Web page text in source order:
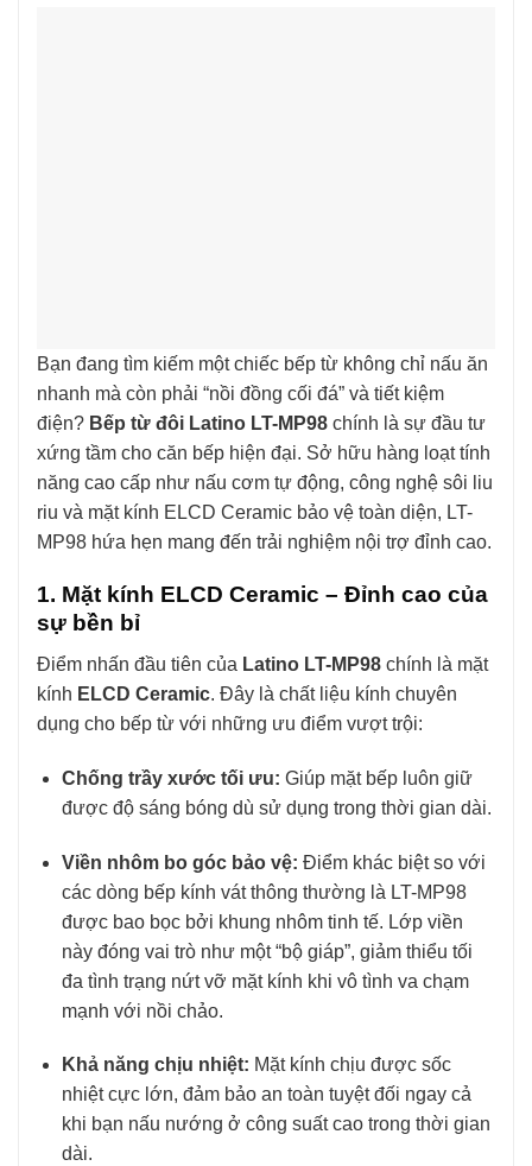
Bạn đang tìm kiếm một chiếc bếp từ không chỉ nấu ăn
nhanh mà còn phải “nồi đồng cối đá” và tiết kiệm
điện? Bếp từ đôi Latino LT-MP98 chính là sự đầu tư
xứng tầm cho căn bếp hiện đại. Sở hữu hàng loạt tính
năng cao cấp như nấu cơm tự động, công nghệ sôi liu
riu và mặt kính ELCD Ceramic bảo vệ toàn diện, LT-
MP98 hứa hẹn mang đến trải nghiệm nội trợ đỉnh cao.
1. Mặt kính ELCD Ceramic – Đỉnh cao của
sự bền bỉ
Điểm nhấn đầu tiên của Latino LT-MP98 chính là mặt
kính ELCD Ceramic. Đây là chất liệu kính chuyên
dụng cho bếp từ với những ưu điểm vượt trội:
Chống trầy xước tối ưu: Giúp mặt bếp luôn giữ
được độ sáng bóng dù sử dụng trong thời gian dài.
Viền nhôm bo góc bảo vệ: Điểm khác biệt so với
các dòng bếp kính vát thông thường là LT-MP98
được bao bọc bởi khung nhôm tinh tế. Lớp viền
này đóng vai trò như một “bộ giáp”, giảm thiểu tối
đa tình trạng nứt vỡ mặt kính khi vô tình va chạm
mạnh với nồi chảo.
Khả năng chịu nhiệt: Mặt kính chịu được sốc
nhiệt cực lớn, đảm bảo an toàn tuyệt đối ngay cả
khi bạn nấu nướng ở công suất cao trong thời gian
dài.